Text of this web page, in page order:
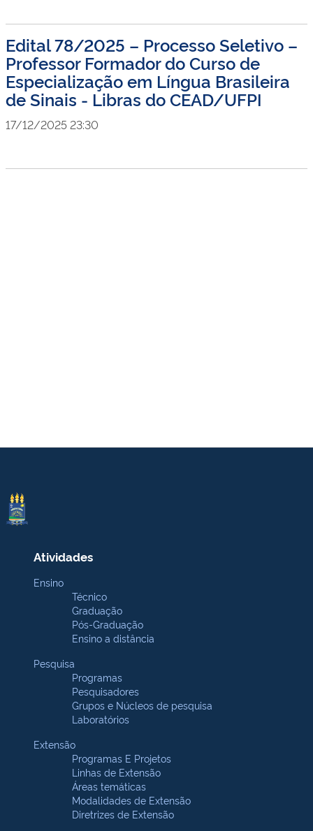
Edital 78/2025 – Processo Seletivo –
Professor Formador do Curso de
Especialização em Língua Brasileira
de Sinais - Libras do CEAD/UFPI
17/12/2025 23:30
Atividades
Ensino
Técnico
Graduação
Pós-Graduação
Ensino a distância
Pesquisa
Programas
Pesquisadores
Grupos e Núcleos de pesquisa
Laboratórios
Extensão
Programas E Projetos
Linhas de Extensão
Áreas temáticas
Modalidades de Extensão
Diretrizes de Extensão